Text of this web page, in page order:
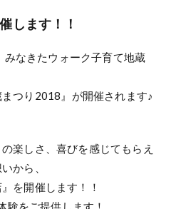
します！！
なきたウォーク子育て地蔵
まつり2018』が開催されます♪
楽しさ、喜びを感じてもらえ
から、
を開催します！！
験をご提供します！